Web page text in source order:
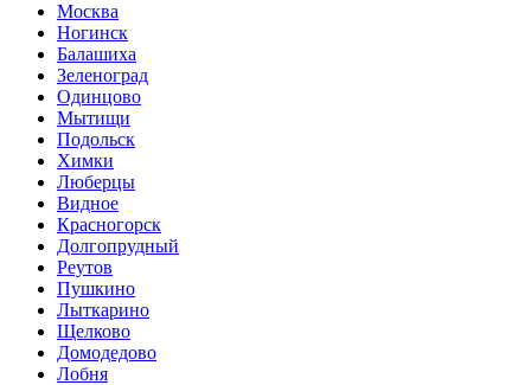
Москва
Ногинск
Балашиха
Зеленоград
Одинцово
Мытищи
Подольск
Химки
Люберцы
Видное
Красногорск
Долгопрудный
Реутов
Пушкино
Лыткарино
Щелково
Домодедово
Лобня